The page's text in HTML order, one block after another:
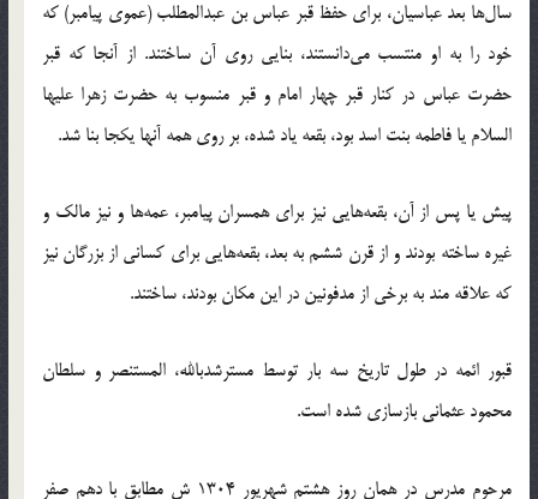
سال‌ها بعد عباسیان، براى حفظ قبر عباس بن عبدالمطلب (عموی پیامبر) که
خود را به او منتسب می‌دانستند، بنایی روی آن ساختند. از آنجا که قبر
حضرت عباس در کنار قبر چهار امام و قبر منسوب به حضرت زهرا علیها
السلام یا فاطمه بنت اسد بود، بقعه یاد شده، بر روی همه آنها یکجا بنا شد.
پیش یا پس از آن، بقعه‌هایی نیز برای همسران پیامبر، عمه‌ها و نیز مالک و
غیره ساخته بودند و از قرن ششم به بعد، بقعه‌هایی برای کسانی از بزرگان نیز
که علاقه مند به برخی از مدفونین در این مکان بودند، ساختند.
قبور ائمه در طول تاریخ سه بار توسط مسترشدبالله، المستنصر و سلطان
محمود عثمانی بازسازی شده است.
مرحوم مدرس در همان روز هشتم شهریور 1304 ش مطابق با دهم صفر